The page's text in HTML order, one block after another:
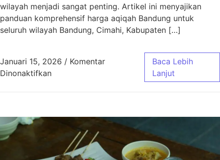
wilayah menjadi sangat penting. Artikel ini menyajikan
panduan komprehensif harga aqiqah Bandung untuk
seluruh wilayah Bandung, Cimahi, Kabupaten […]
Januari 15, 2026 / Komentar
Dinonaktifkanpada Harga Aqiqah Bandung Ekonimis
Baca Lebih
Lanjut